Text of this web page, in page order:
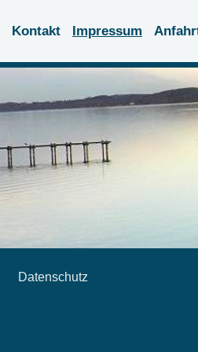
Kontakt Impressum
Datenschutz